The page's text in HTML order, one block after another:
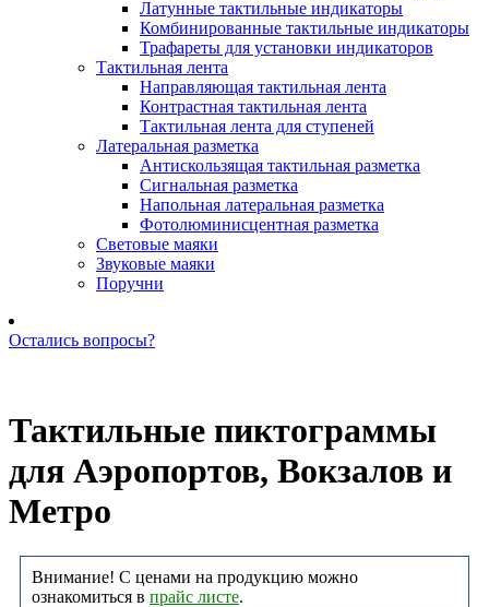
Латунные тактильные индикаторы
Комбинированные тактильные индикаторы
Трафареты для установки индикаторов
Тактильная лента
Направляющая тактильная лента
Контрастная тактильная лента
Тактильная лента для ступеней
Латеральная разметка
Антискользящая тактильная разметка
Сигнальная разметка
Напольная латеральная разметка
Фотолюминисцентная разметка
Световые маяки
Звуковые маяки
Поручни
Остались вопросы?
Тактильные пиктограммы
для Аэропортов, Вокзалов и
Метро
Внимание! С ценами на продукцию можно
ознакомиться в прайс листе.